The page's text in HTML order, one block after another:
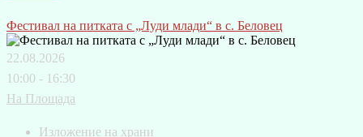
Фестивал на питката с „Луди млади“ в с. Беловец
22.08.2026
10:00 - 16:30
На Площада
Изложение на храни